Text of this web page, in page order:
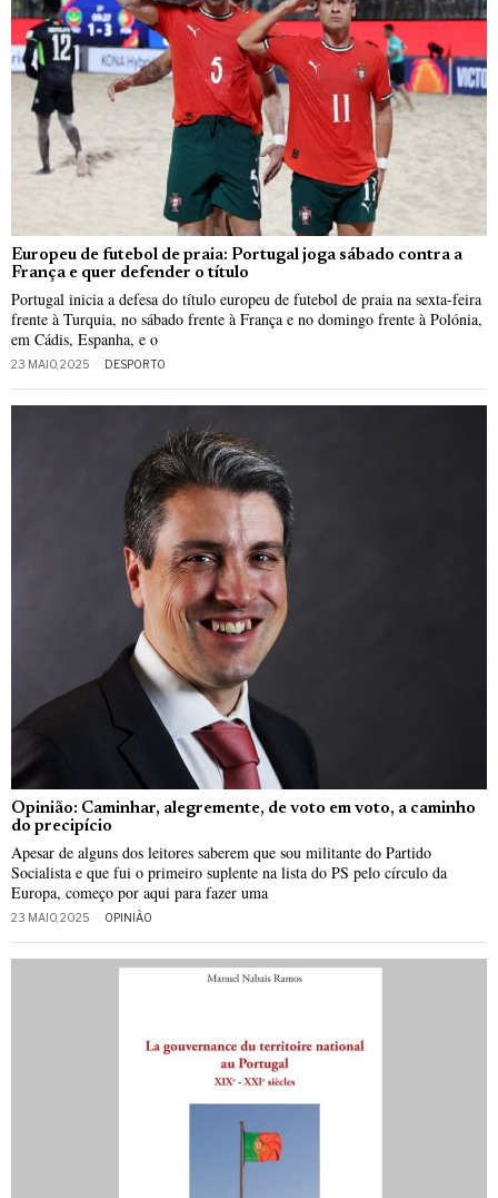
Europeu de futebol de praia: Portugal joga sábado contra a
França e quer defender o título
Portugal inicia a defesa do título europeu de futebol de praia na sexta-feira
frente à Turquia, no sábado frente à França e no domingo frente à Polónia,
em Cádis, Espanha, e o
23 MAIO, 2025 DESPORTO
Opinião: Caminhar, alegremente, de voto em voto, a caminho
do precipício
Apesar de alguns dos leitores saberem que sou militante do Partido
Socialista e que fui o primeiro suplente na lista do PS pelo círculo da
Europa, começo por aqui para fazer uma
23 MAIO, 2025 OPINIÃO